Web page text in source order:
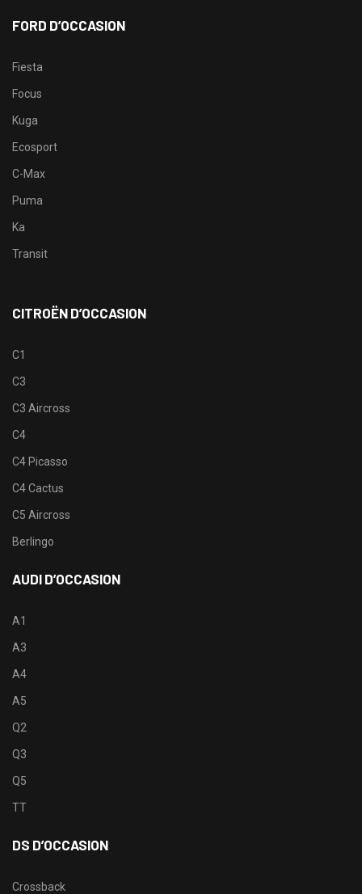
FORD D’OCCASION
Fiesta
Focus
Kuga
Ecosport
C-Max
Puma
Ka
Transit
CITROËN D’OCCASION
C1
C3
C3 Aircross
C4
C4 Picasso
C4 Cactus
C5 Aircross
Berlingo
AUDI D’OCCASION
A1
A3
A4
A5
Q2
Q3
Q5
TT
DS D’OCCASION
Crossback